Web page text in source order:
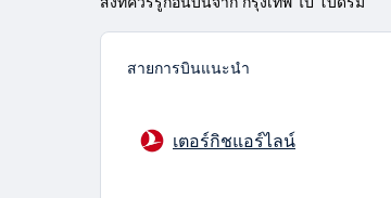
สายการบินแนะนำ
เตอร์กิชแอร์ไลน์